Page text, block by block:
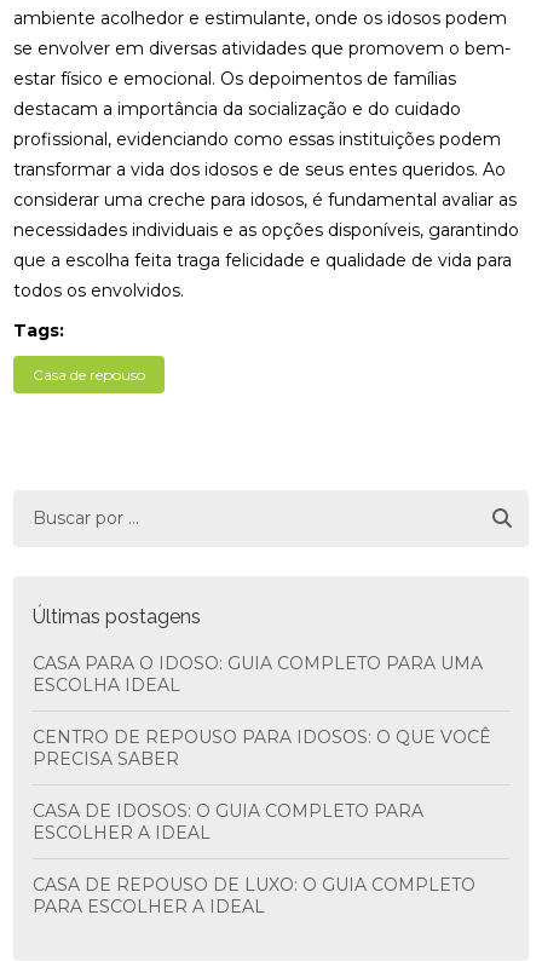
ambiente acolhedor e estimulante, onde os idosos podem
se envolver em diversas atividades que promovem o bem-
estar físico e emocional. Os depoimentos de famílias
destacam a importância da socialização e do cuidado
profissional, evidenciando como essas instituições podem
transformar a vida dos idosos e de seus entes queridos. Ao
considerar uma creche para idosos, é fundamental avaliar as
necessidades individuais e as opções disponíveis, garantindo
que a escolha feita traga felicidade e qualidade de vida para
todos os envolvidos.
Tags:
Casa de repouso
Últimas postagens
CASA PARA O IDOSO: GUIA COMPLETO PARA UMA
ESCOLHA IDEAL
CENTRO DE REPOUSO PARA IDOSOS: O QUE VOCÊ
PRECISA SABER
CASA DE IDOSOS: O GUIA COMPLETO PARA
ESCOLHER A IDEAL
CASA DE REPOUSO DE LUXO: O GUIA COMPLETO
PARA ESCOLHER A IDEAL